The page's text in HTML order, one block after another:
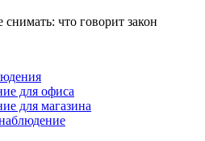
что говорит закон
для офиса
для магазина